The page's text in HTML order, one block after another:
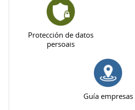
Protección de datos
persoais
Guía empresas